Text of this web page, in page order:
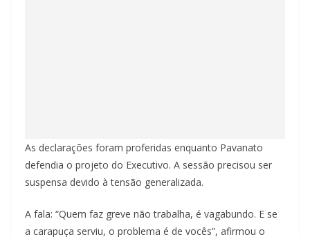
As declarações foram proferidas enquanto Pavanato
defendia o projeto do Executivo. A sessão precisou ser
suspensa devido à tensão generalizada.
A fala: “Quem faz greve não trabalha, é vagabundo. E se
a carapuça serviu, o problema é de vocês”, afirmou o